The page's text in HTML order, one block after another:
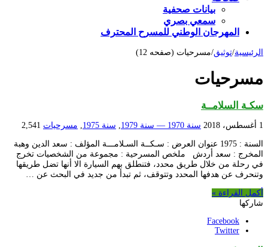
بيانات صحفية
سمعي بصري
المهرجان الوطني للمسرح المحترف
الرئيسية/توثيق/مسرحيات (صفحه 12)
مسرحيات
سكـة السلامــة
1 أغسطس، 2018 سنة 1970 — سنة 1979 , سنة 1975 , مسرحيات 2,541
السنة : 1975 عنوان العرض : سـكــة السـلامـــة المؤلف : سعد الدين وهبة
المخرج : سعد أردش ملخص المسرحية : مجموعة من الشخصيات تخرج
في رحلة من خلال طريق محدد، فتنطلق بهم السيارة الا أنها تضل طريقها
وتنحرف عن هدفها المحدد وتتوقف، ثم تبدأ من جديد في البحث عن …
أكمل القراءة »
شاركها
Facebook
Twitter